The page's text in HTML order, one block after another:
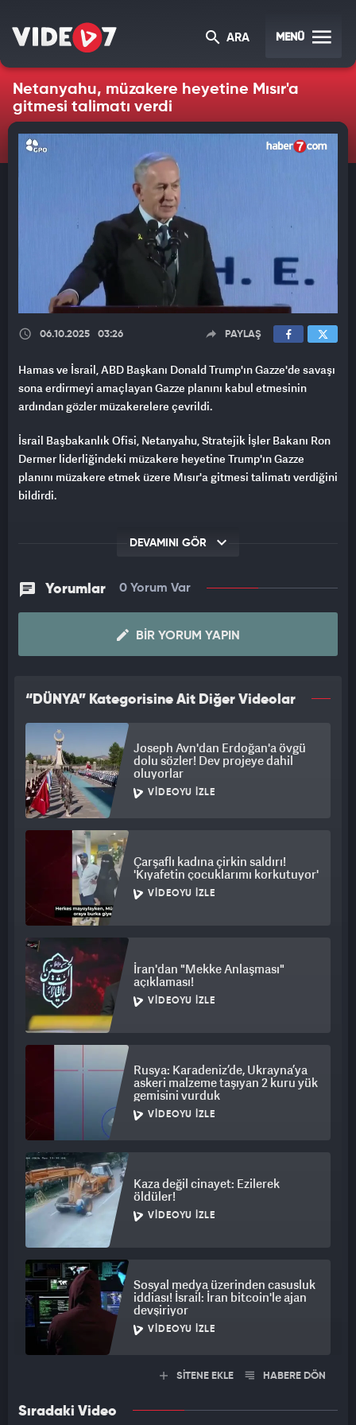
ARA MENÜ
Netanyahu, müzakere heyetine Mısır'a
gitmesi talimatı verdi
06.10.2025 03:26 PAYLAŞ
Hamas ve İsrail, ABD Başkanı Donald Trump'ın Gazze'de savaşı
sona erdirmeyi amaçlayan Gazze planını kabul etmesinin
ardından gözler müzakerelere çevrildi.
İsrail Başbakanlık Ofisi, Netanyahu, Stratejik İşler Bakanı Ron
Dermer liderliğindeki müzakere heyetine Trump'ın Gazze
planını müzakere etmek üzere Mısır'a gitmesi talimatı verdiğini
bildirdi.
DEVAMINI GÖR
Yorumlar 0 Yorum Var
BIR YORUM YAPIN
“DÜNYA” Kategorisine Ait Diğer Videolar
Joseph Avn'dan Erdoğan'a övgü
dolu sözler! Dev projeye dahil
oluyorlar
VIDEOYU İZLE
Çarşaflı kadına çirkin saldırı!
'Kıyafetin çocuklarımı korkutuyor'
VIDEOYU İZLE
İran'dan "Mekke Anlaşması"
açıklaması!
VIDEOYU İZLE
Rusya: Karadeniz’de, Ukrayna’ya
askeri malzeme taşıyan 2 kuru yük
gemisini vurduk
VIDEOYU İZLE
Kaza değil cinayet: Ezilerek
öldüler!
VIDEOYU İZLE
Sosyal medya üzerinden casusluk
iddiası! İsrail: İran bitcoin'le ajan
devşiriyor
VIDEOYU İZLE
SİTENE EKLE HABERE DÖN
Sıradaki Video